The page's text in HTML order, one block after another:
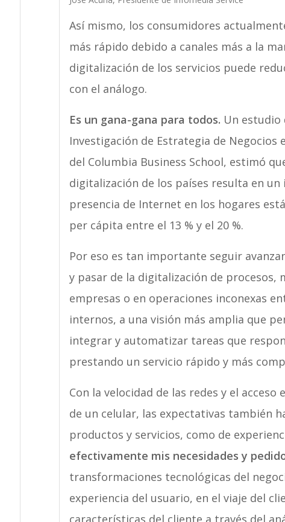
Así mismo, los consumidores
más rápido debido a canales más a la
digitalización de los servicios puede
con el análogo.
Es un gana-gana para todos. Un estudio
Investigación de Estrategia de
del Columbia Business School, estimó
digitalización de los países resulta en un
presencia de Internet en los hogares
per cápita entre el 13 % y el 20 %.
Por eso es tan importante seguir
y pasar de la digitalización de procesos,
empresas o en operaciones inconexas
internos, a una visión más amplia que
integrar y automatizar tareas que
prestando un servicio rápido y más
Con la velocidad de las redes y el
de un celular, las expectativas también
productos y servicios, como de
efectivamente mis necesidades y
transformaciones tecnológicas del
experiencia del usuario, en el viaje del
características del cliente a través del